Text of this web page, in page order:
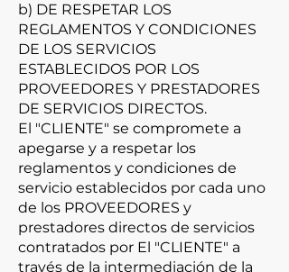
b) DE RESPETAR LOS
REGLAMENTOS Y CONDICIONES
DE LOS SERVICIOS
ESTABLECIDOS POR LOS
PROVEEDORES Y PRESTADORES
DE SERVICIOS DIRECTOS.
El "CLIENTE" se compromete a
apegarse y a respetar los
reglamentos y condiciones de
servicio establecidos por cada uno
de los PROVEEDORES y
prestadores directos de servicios
contratados por El "CLIENTE" a
través de la intermediación de la